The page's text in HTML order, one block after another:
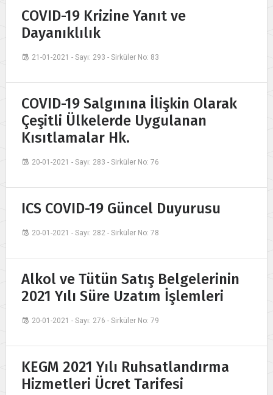
COVID-19 Krizine Yanıt ve
Dayanıklılık
21-01-2021 - Sayı: 293 - Sirküler No: 83
COVID-19 Salgınına İlişkin Olarak
Çeşitli Ülkelerde Uygulanan
Kısıtlamalar Hk.
20-01-2021 - Sayı: 283 - Sirküler No: 76
ICS COVID-19 Güncel Duyurusu
20-01-2021 - Sayı: 282 - Sirküler No: 78
Alkol ve Tütün Satış Belgelerinin
2021 Yılı Süre Uzatım İşlemleri
20-01-2021 - Sayı: 276 - Sirküler No: 79
KEGM 2021 Yılı Ruhsatlandırma
Hizmetleri Ücret Tarifesi